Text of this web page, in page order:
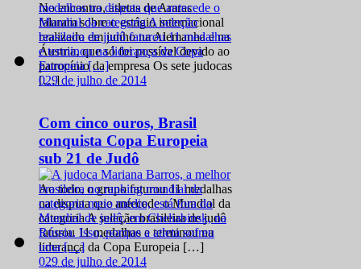
No encontro, atletas de Araras
falaram sobre o estágio internacional
realizado em junho na Alemanha e na
Áustria, que só foi possível devido ao
patrocínio da empresa Os sete judocas
[…]
029 de julho de 2014
Com cinco ouros, Brasil
conquista Copa Europeia
sub 21 de Judô
Ao todo, o grupo faturou 11 medalhas
na disputa que antecede o Mundial da
categoria A seleção brasileira de judô
faturou 11 medalhas e terminou na
liderança da Copa Europeia […]
029 de julho de 2014